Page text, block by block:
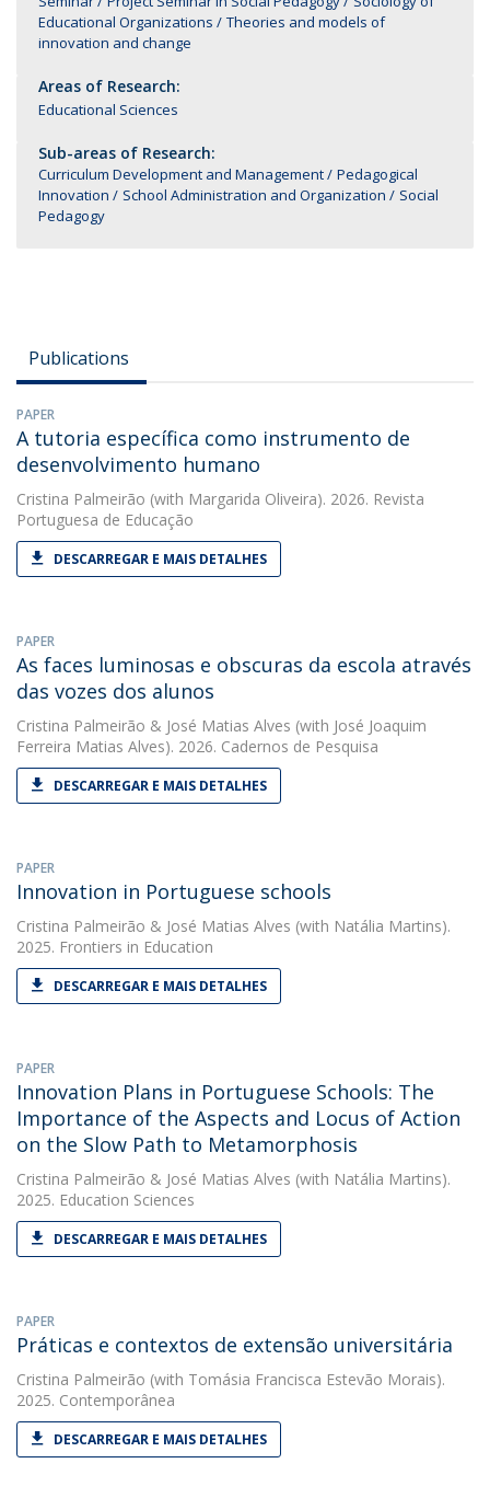
Educational Organizations
Theories and models of
innovation and change
Areas of Research:
Educational Sciences
Sub-areas of Research:
Curriculum Development and Management
Pedagogical
Innovation
School Administration and Organization
Social
Pedagogy
Publications
PAPER
A tutoria específica como instrumento de
desenvolvimento humano
Cristina Palmeirão (with Margarida Oliveira). 2026. Revista
Portuguesa de Educação
DESCARREGAR E MAIS DETALHES
PAPER
As faces luminosas e obscuras da escola através
das vozes dos alunos
Cristina Palmeirão & José Matias Alves (with José Joaquim
Ferreira Matias Alves). 2026. Cadernos de Pesquisa
DESCARREGAR E MAIS DETALHES
PAPER
Innovation in Portuguese schools
Cristina Palmeirão & José Matias Alves (with Natália Martins).
2025. Frontiers in Education
DESCARREGAR E MAIS DETALHES
PAPER
Innovation Plans in Portuguese Schools: The
Importance of the Aspects and Locus of Action
on the Slow Path to Metamorphosis
Cristina Palmeirão & José Matias Alves (with Natália Martins).
2025. Education Sciences
DESCARREGAR E MAIS DETALHES
PAPER
Práticas e contextos de extensão universitária
Cristina Palmeirão (with Tomásia Francisca Estevão Morais).
2025. Contemporânea
DESCARREGAR E MAIS DETALHES